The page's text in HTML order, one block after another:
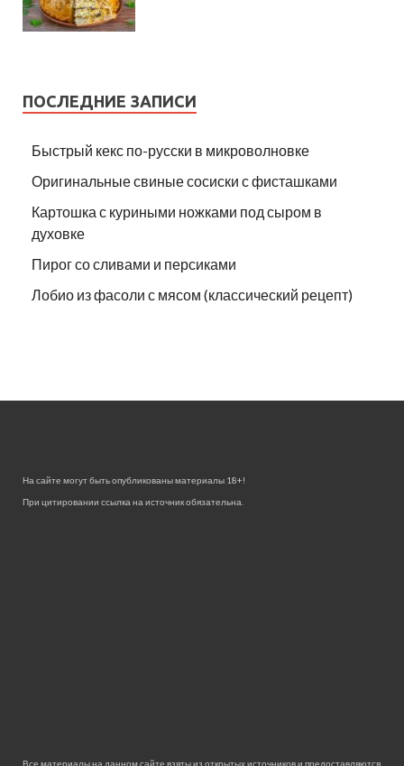
ПОСЛЕДНИЕ ЗАПИСИ
Быстрый кекс по-русски в микроволновке
Оригинальные свиные сосиски с фисташками
Картошка с куриными ножками под сыром в
духовке
Пирог со сливами и персиками
Лобио из фасоли с мясом (классический рецепт)
На сайте могут быть опубликованы материалы 18+!
При цитировании ссылка на источник обязательна.
Все материалы на данном сайте взяты из открытых источников и предоставляются